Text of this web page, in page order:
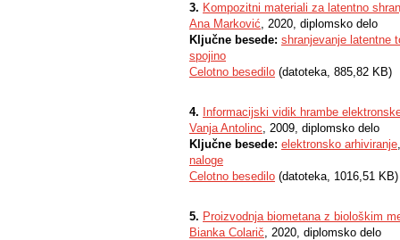
3. Kompozitni materiali za latentno
Ana Marković, 2020, diplomsko delo
Ključne besede: shranjevanje latentne
spojino
Celotno besedilo (datoteka, 885,82 KB)
4. Informacijski vidik hrambe
Vanja Antolinc, 2009, diplomsko delo
Ključne besede: elektronsko arhiviranje
naloge
Celotno besedilo (datoteka, 1016,51 KB)
5. Proizvodnja biometana z biološkim
Bianka Colarič, 2020, diplomsko delo